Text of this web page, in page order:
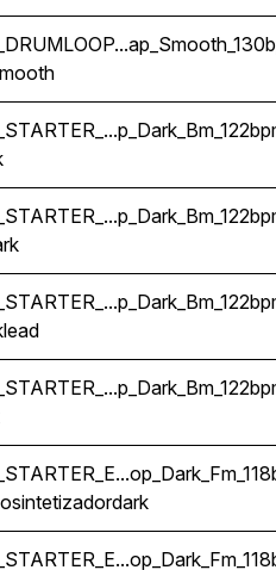
lead
sintetizadordark